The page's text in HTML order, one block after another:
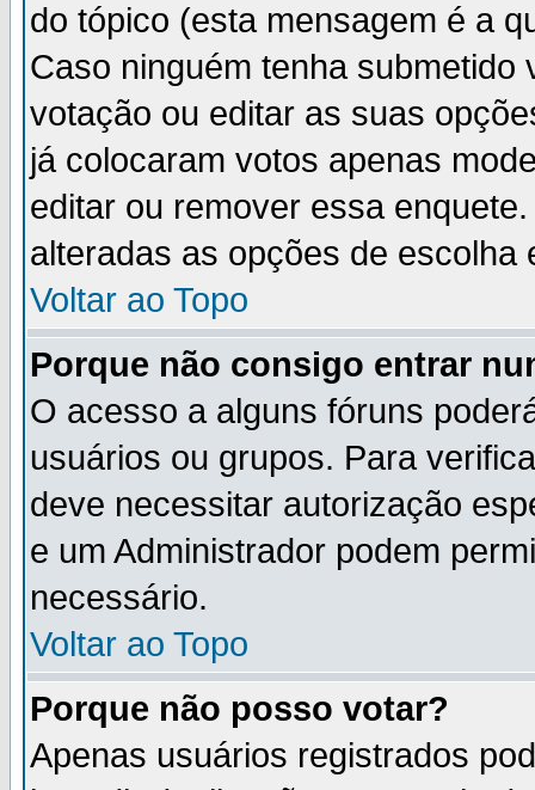
do tópico (esta mensagem é a
Caso ninguém tenha
votação ou editar as suas
já colocaram votos apenas
editar ou remover essa
alteradas as opções de escolha
Voltar ao Topo
Porque não consigo entrar
O acesso a alguns fóruns
usuários ou grupos. Para
deve necessitar autorização
e um Administrador podem
necessário.
Voltar ao Topo
Porque não posso votar?
Apenas usuários registrados